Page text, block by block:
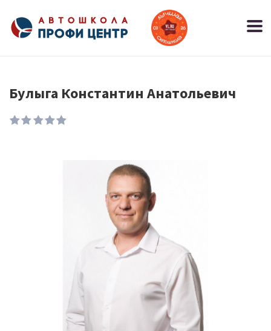
Булыга Константин Анатольевич
4
3
2
1